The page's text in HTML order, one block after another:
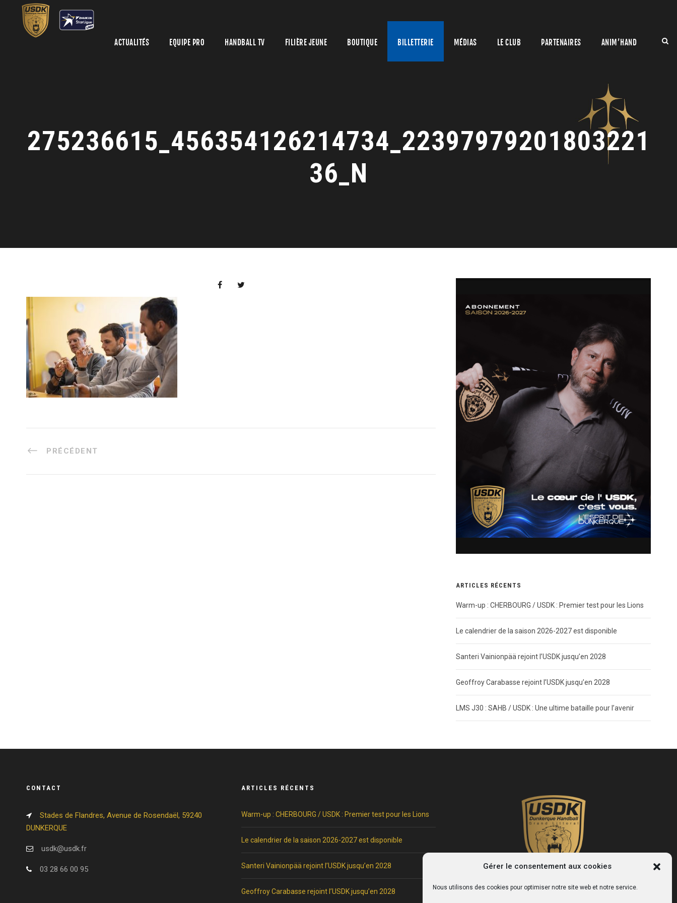
Gérer le consentement aux cookies
Nous utilisons des cookies pour optimiser notre site web et notre service.
ACTUALITÉS EQUIPE PRO HANDBALL TV FILIÈRE JEUNE BOUTIQUE BILLETTERIE MÉDIAS LE CLUB PARTENAIRES ANIM’HAND
275236615_456354126214734_22397979201803221
36_N
PRÉCÉDENT
ARTICLES RÉCENTS
Warm-up : CHERBOURG / USDK : Premier test pour les Lions
Le calendrier de la saison 2026-2027 est disponible
Santeri Vainionpää rejoint l’USDK jusqu’en 2028
Geoffroy Carabasse rejoint l’USDK jusqu’en 2028
LMS J30 : SAHB / USDK : Une ultime bataille pour l’avenir
CONTACT
Stades de Flandres, Avenue de Rosendaël, 59240
DUNKERQUE
usdk@usdk.fr
03 28 66 00 95
ARTICLES RÉCENTS
Warm-up : CHERBOURG / USDK : Premier test pour les Lions
Le calendrier de la saison 2026-2027 est disponible
Santeri Vainionpää rejoint l’USDK jusqu’en 2028
Geoffroy Carabasse rejoint l’USDK jusqu’en 2028